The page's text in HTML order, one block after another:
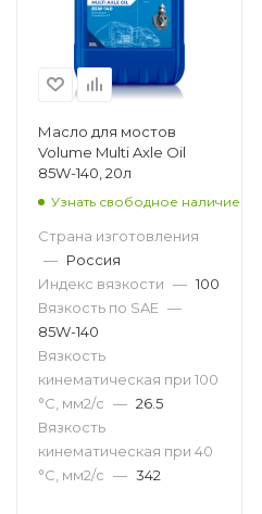
Масло для мостов
Volume Multi Axle Oil
85W-140, 20л
Узнать свободное наличие
Страна изготовления
— Россия
Индекс вязкости — 100
Вязкость по SAE —
85W-140
Вязкость
кинематическая при 100
°С, мм2/с — 26.5
Вязкость
кинематическая при 40
°С, мм2/с — 342